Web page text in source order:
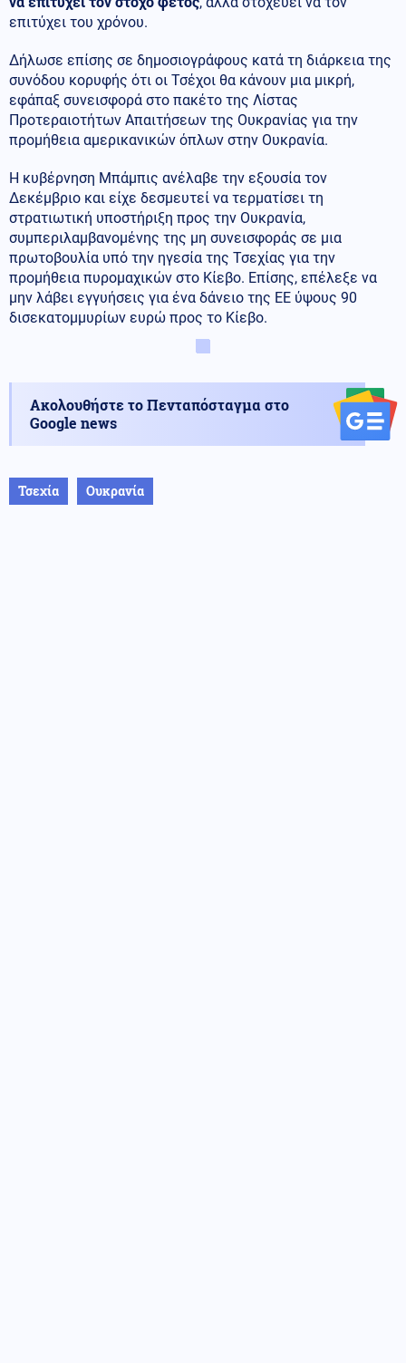
επιτύχει του χρόνου.
Δήλωσε επίσης σε δημοσιογράφους κατά τη διάρκεια της
συνόδου κορυφής ότι οι Τσέχοι θα κάνουν μια μικρή,
εφάπαξ συνεισφορά στο πακέτο της Λίστας
Προτεραιοτήτων Απαιτήσεων της Ουκρανίας για την
προμήθεια αμερικανικών όπλων στην Ουκρανία.
Η κυβέρνηση Μπάμπις ανέλαβε την εξουσία τον
Δεκέμβριο και είχε δεσμευτεί να τερματίσει τη
στρατιωτική υποστήριξη προς την Ουκρανία,
συμπεριλαμβανομένης της μη συνεισφοράς σε μια
πρωτοβουλία υπό την ηγεσία της Τσεχίας για την
προμήθεια πυρομαχικών στο Κίεβο. Επίσης, επέλεξε να
μην λάβει εγγυήσεις για ένα δάνειο της ΕΕ ύψους 90
δισεκατομμυρίων ευρώ προς το Κίεβο.
Ακολουθήστε το Πενταπόσταγμα στο
Google news
Τσεχία Ουκρανία